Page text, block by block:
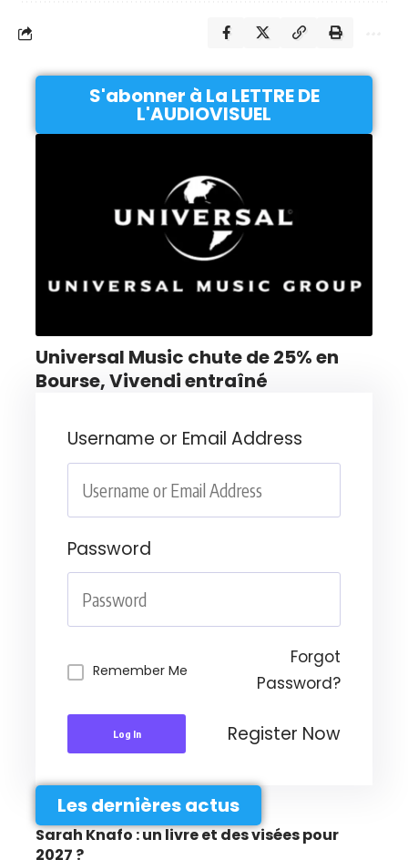
S'abonner à La LETTRE DE
L'AUDIOVISUEL
Universal Music chute de 25% en
Bourse, Vivendi entraîné
Username or Email Address
Password
Remember Me
Forgot
Password?
Log In Register Now
Les dernières actus
Sarah Knafo : un livre et des visées pour
2027 ?